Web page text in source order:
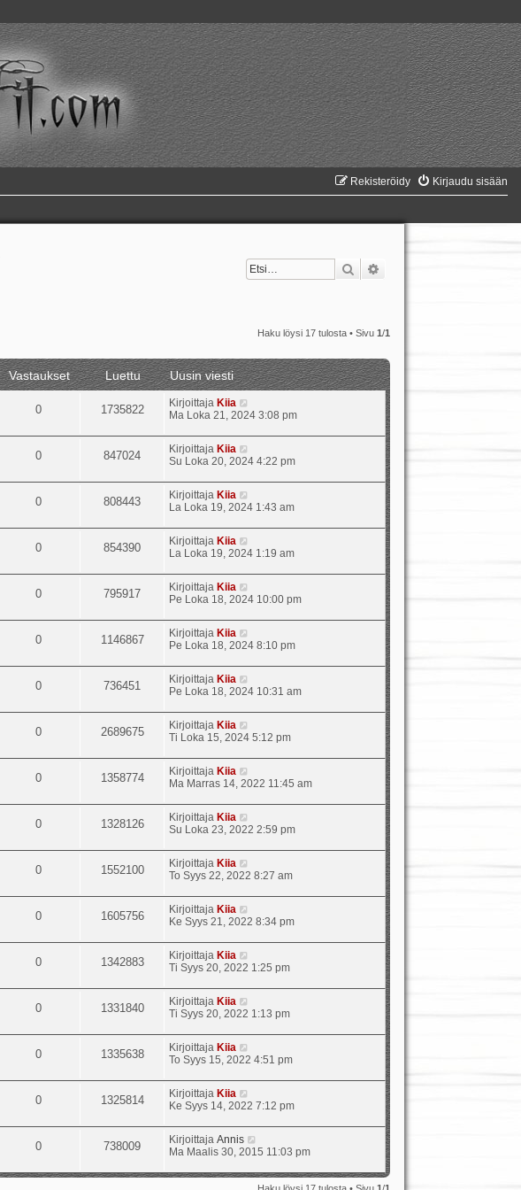
Kirjaudu sisään
Rekisteröidy
Etsi
Haku löysi 17 tulosta • Sivu1/1
Vastaukset Luettu
Uusin viesti
0 1735822 Kirjoittaja Kiia
Ma Loka 21, 2024 3:08 pm
0 847024 Kirjoittaja Kiia
Su Loka 20, 2024 4:22 pm
0 808443 Kirjoittaja Kiia
La Loka 19, 2024 1:43 am
0 854390 Kirjoittaja Kiia
La Loka 19, 2024 1:19 am
0 795917 Kirjoittaja Kiia
Pe Loka 18, 2024 10:00 pm
0 1146867 Kirjoittaja Kiia
Pe Loka 18, 2024 8:10 pm
0 736451 Kirjoittaja Kiia
Pe Loka 18, 2024 10:31 am
0 2689675 Kirjoittaja Kiia
Ti Loka 15, 2024 5:12 pm
0 1358774 Kirjoittaja Kiia
Ma Marras 14, 2022 11:45 am
0 1328126 Kirjoittaja Kiia
Su Loka 23, 2022 2:59 pm
0 1552100 Kirjoittaja Kiia
To Syys 22, 2022 8:27 am
0 1605756 Kirjoittaja Kiia
Ke Syys 21, 2022 8:34 pm
0 1342883 Kirjoittaja Kiia
Ti Syys 20, 2022 1:25 pm
0 1331840 Kirjoittaja Kiia
Ti Syys 20, 2022 1:13 pm
0 1335638 Kirjoittaja Kiia
To Syys 15, 2022 4:51 pm
0 1325814 Kirjoittaja Kiia
Ke Syys 14, 2022 7:12 pm
0 738009 KirjoittajaAnnis
Ma Maalis 30, 2015 11:03 pm